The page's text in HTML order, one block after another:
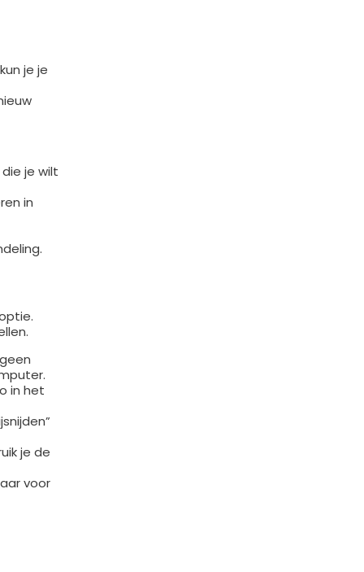
je je
je wilt
in
in het
je de
voor